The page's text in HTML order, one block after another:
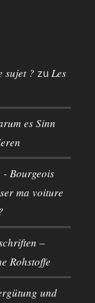
sujet ? zu Les
es Sinn
- Bourgeois
ma voiture
–
Rohstoffe
und